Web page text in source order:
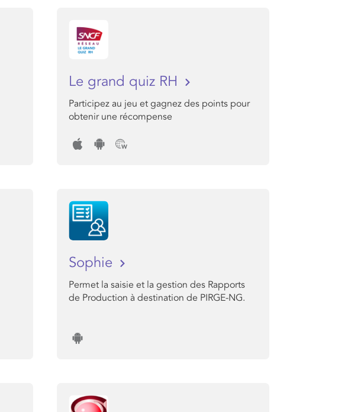
Le grand quiz RH
Participez au jeu et gagnez des points pour
obtenir une récompense
Sophie
Permet la saisie et la gestion des Rapports
de Production à destination de PIRGE-NG.